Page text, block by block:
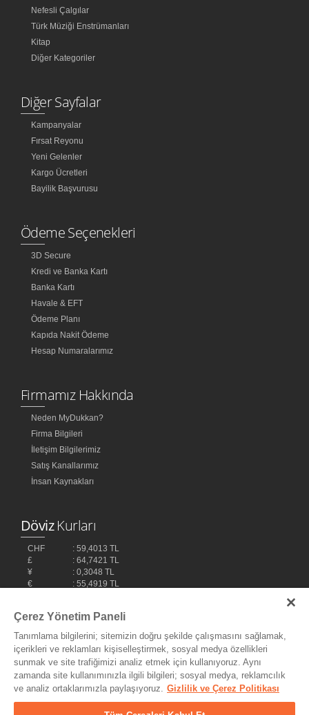
Nefesli Çalgılar
Türk Müziği Enstrümanları
Kitap
Diğer Kategoriler
Diğer Sayfalar
Kampanyalar
Fırsat Reyonu
Yeni Gelenler
Kargo Ücretleri
Bayilik Başvurusu
Ödeme Seçenekleri
3D Secure
Kredi ve Banka Kartı
Banka Kartı
Havale & EFT
Ödeme Planı
Kapıda Nakit Ödeme
Hesap Numaralarımız
Firmamız Hakkında
Neden MyDukkan?
Firma Bilgileri
İletişim Bilgilerimiz
Satış Kanallarımız
İnsan Kaynakları
DövizKurları
CHF
: 59,4013 TL
£
: 64,7421 TL
¥
: 0,3048 TL
€
: 55,4919 TL
Çerez Yönetim Paneli
Tanımlama bilgilerini; sitemizin doğru şekilde çalışmasını sağlamak,
içerikleri ve reklamları kişiselleştirmek, sosyal medya özellikleri
sunmak ve site trafiğimizi analiz etmek için kullanıyoruz. Aynı
zamanda site kullanımınızla ilgili bilgileri; sosyal medya, reklamcılık
ve analiz ortaklarımızla paylaşıyoruz. Gizlilik ve Çerez Politikası